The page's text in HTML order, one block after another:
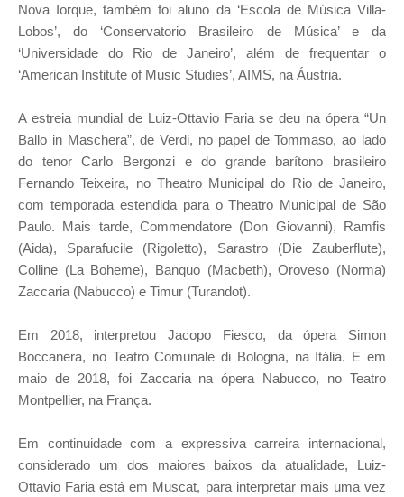
Nova Iorque, também foi aluno da ‘Escola de Música Villa-
Lobos’, do ‘Conservatorio Brasileiro de Música’ e da
‘Universidade do Rio de Janeiro’, além de frequentar o
‘American Institute of Music Studies’, AIMS, na Áustria.
A estreia mundial de Luiz-Ottavio Faria se deu na ópera “Un
Ballo in Maschera”, de Verdi, no papel de Tommaso, ao lado
do tenor Carlo Bergonzi e do grande barítono brasileiro
Fernando Teixeira, no Theatro Municipal do Rio de Janeiro,
com temporada estendida para o Theatro Municipal de São
Paulo. Mais tarde, Commendatore (Don Giovanni), Ramfis
(Aida), Sparafucile (Rigoletto), Sarastro (Die Zauberflute),
Colline (La Boheme), Banquo (Macbeth), Oroveso (Norma)
Zaccaria (Nabucco) e Timur (Turandot).
Em 2018, interpretou Jacopo Fiesco, da ópera Simon
Boccanera, no Teatro Comunale di Bologna, na Itália. E em
maio de 2018, foi Zaccaria na ópera Nabucco, no Teatro
Montpellier, na França.
Em continuidade com a expressiva carreira internacional,
considerado um dos maiores baixos da atualidade, Luiz-
Ottavio Faria está em Muscat, para interpretar mais uma vez